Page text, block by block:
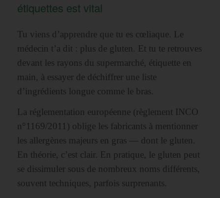
étiquettes est vital
Tu viens d’apprendre que tu es cœliaque. Le
médecin t’a dit : plus de gluten. Et tu te retrouves
devant les rayons du supermarché, étiquette en
main, à essayer de déchiffrer une liste
d’ingrédients longue comme le bras.
La réglementation européenne (règlement INCO
n°1169/2011) oblige les fabricants à mentionner
les allergènes majeurs en gras — dont le gluten.
En théorie, c’est clair. En pratique, le gluten peut
se dissimuler sous de nombreux noms différents,
souvent techniques, parfois surprenants.